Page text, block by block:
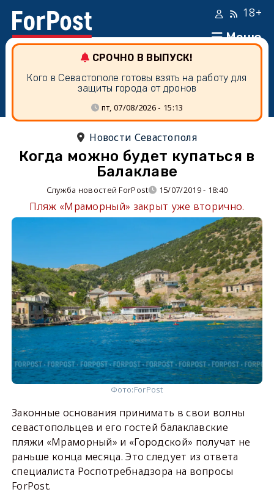
Меню
18+
СРОЧНО В ВЫПУСК!
Кого в Севастополе готовы взять на работу для
защиты города от дронов
пт, 07/08/2026 - 15:13
Новости Севастополя
Когда можно будет купаться в
Балаклаве
Служба новостей ForPost 15/07/2019 - 18:40
Пляж «Мраморный» закрыт уже вторично.
Фото:ForPost
Законные основания принимать в свои волны
севастопольцев и его гостей балаклавские
пляжи «Мраморный» и «Городской» получат не
раньше конца месяца. Это следует из ответа
специалиста Роспотребнадзора на вопросы
ForPost.